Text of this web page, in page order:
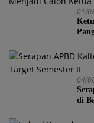
01/
04/
di